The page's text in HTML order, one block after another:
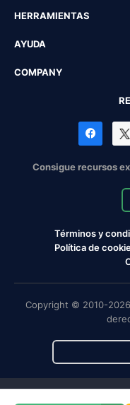
HERRAMIENTAS
AYUDA
COMPANY
Consigue recursos
Términos y
Política de
Copyright © 2010-